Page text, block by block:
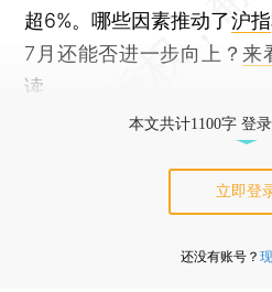
超6%。哪些因素推动了沪指
7月还能否进一步向上？来
读
本文共计1100字 登
立即登
还没有账号？